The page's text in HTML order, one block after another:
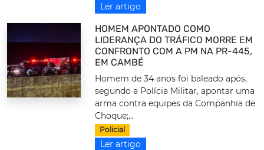
Ler artigo
HOMEM APONTADO COMO
LIDERANÇA DO TRÁFICO MORRE EM
CONFRONTO COM A PM NA PR-445,
EM CAMBÉ
Homem de 34 anos foi baleado após,
segundo a Polícia Militar, apontar uma
arma contra equipes da Companhia de
Choque;...
Policial
Ler artigo